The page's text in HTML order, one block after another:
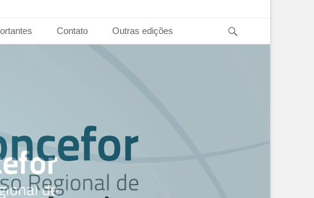
Contato Outras edições